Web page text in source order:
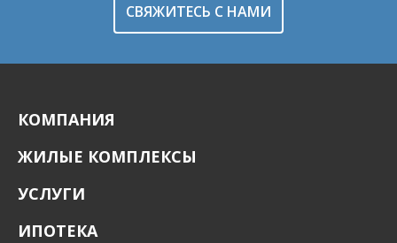
СВЯЖИТЕСЬ С НАМИ
КОМПАНИЯ
ЖИЛЫЕ КОМПЛЕКСЫ
УСЛУГИ
ИПОТЕКА